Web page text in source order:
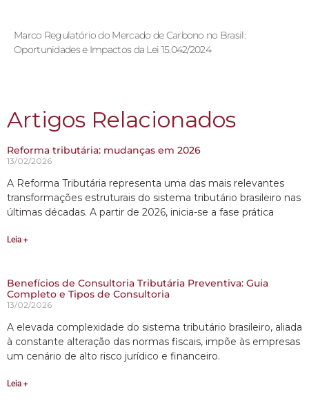
Marco Regulatório do Mercado de Carbono no Brasil:
Oportunidades e Impactos da Lei 15.042/2024
Artigos Relacionados
Reforma tributária: mudanças em 2026
13/02/2026
A Reforma Tributária representa uma das mais relevantes
transformações estruturais do sistema tributário brasileiro nas
últimas décadas. A partir de 2026, inicia-se a fase prática
Leia +
Benefícios de Consultoria Tributária Preventiva: Guia
Completo e Tipos de Consultoria
13/02/2026
A elevada complexidade do sistema tributário brasileiro, aliada
à constante alteração das normas fiscais, impõe às empresas
um cenário de alto risco jurídico e financeiro.
Leia +